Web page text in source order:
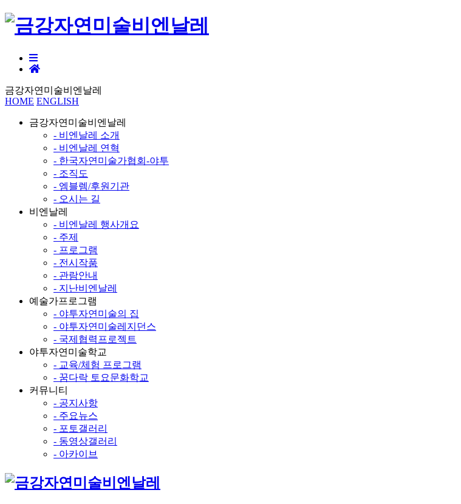
금강자연미술비엔날레
HOME ENGLISH
금강자연미술비엔날레
- 비엔날레 소개
- 비엔날레 연혁
- 한국자연미술가협회-야투
- 조직도
- 엠블렘/후원기관
- 오시는 길
비엔날레
- 비엔날레 행사개요
- 주제
- 프로그램
- 전시작품
- 관람안내
- 지난비엔날레
예술가프로그램
- 야투자연미술의 집
- 야투자연미술레지던스
- 국제협력프로젝트
야투자연미술학교
- 교육/체험 프로그램
- 꿈다락 토요문화학교
커뮤니티
- 공지사항
- 주요뉴스
- 포토갤러리
- 동영상갤러리
- 아카이브